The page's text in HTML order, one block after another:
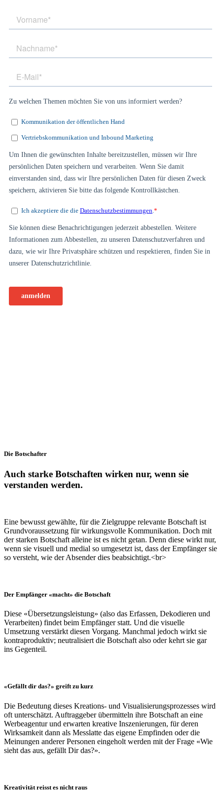
Die Botschafter
Auch starke Botschaften wirken nur, wenn sie
verstanden werden.
Eine bewusst gewählte, für die Zielgruppe relevante Botschaft ist
Grundvoraussetzung für wirkungsvolle Kommunikation. Doch mit
der starken Botschaft alleine ist es nicht getan. Denn diese wirkt nur,
wenn sie visuell und medial so umgesetzt ist, dass der Empfänger sie
so versteht, wie der Absender dies beabsichtigt.<br>
Der Empfänger «macht» die Botschaft
Diese «Übersetzungsleistung» (also das Erfassen, Dekodieren und
Verarbeiten) findet beim Empfänger statt. Und die visuelle
Umsetzung verstärkt diesen Vorgang. Manchmal jedoch wirkt sie
kontraproduktiv; neutralisiert die Botschaft also oder kehrt sie gar
ins Gegenteil.
«Gefällt dir das?» greift zu kurz
Die Bedeutung dieses Kreations- und Visualisierungsprozesses wird
oft unterschätzt. Auftraggeber übermitteln ihre Botschaft an eine
Werbeagentur und erwarten kreative Inszenierungen, für deren
Wirksamkeit dann als Messlatte das eigene Empfinden oder die
Meinungen anderer Personen eingeholt werden mit der Frage «Wie
sieht das aus, gefällt Dir das?».
Kreativität reisst es nicht raus